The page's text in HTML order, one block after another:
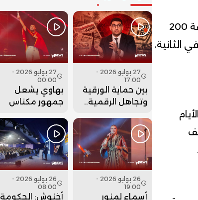
وبموجب هذه التعديلات، سيحصل زبناء عرض 100 ميغابيت على سرعة 200
ميغابيت إلى 1 جيغابيت في الثانية،
27 يوليو 2026 -
17:00
بين حماية الورقية
وتجاهل الرقمية..
بنسعيد عقارب
الساعة إلى الوراء؟
27 يوليو 2026 -
00:00
بهاوي يشعل
جمهور مكناس
عيساوة.. فيديو
26 يوليو 2026 -
19:00
أسماء لمنور
26 يوليو 2026 -
08:00
أخنوش: الحكومة